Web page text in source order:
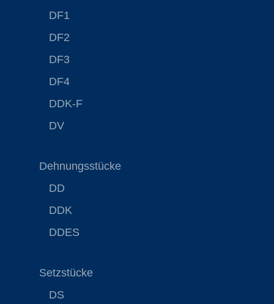
DF1
DF2
DF3
DF4
DDK-F
DV
Dehnungsstücke
DD
DDK
DDES
Setzstücke
DS